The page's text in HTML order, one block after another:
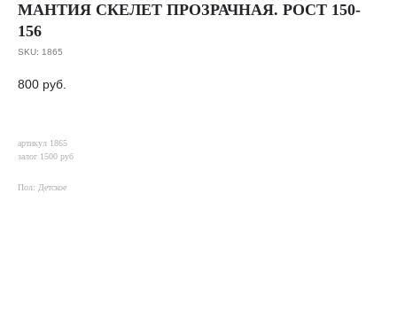
МАНТИЯ СКЕЛЕТ ПРОЗРАЧНАЯ. РОСТ 150-
156
SKU: 1865
800 руб.
артикул 1865
залог 1500 руб
Пол: Детское